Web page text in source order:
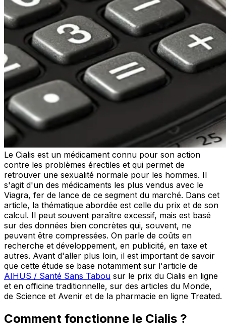
Le Cialis est un médicament connu pour son action
contre les problèmes érectiles et qui permet de
retrouver une sexualité normale pour les hommes. Il
s'agit d'un des médicaments les plus vendus avec le
Viagra, fer de lance de ce segment du marché. Dans cet
article, la thématique abordée est celle du prix et de son
calcul. Il peut souvent paraître excessif, mais est basé
sur des données bien concrètes qui, souvent, ne
peuvent être compressées. On parle de coûts en
recherche et développement, en publicité, en taxe et
autres. Avant d'aller plus loin, il est important de savoir
que cette étude se base notamment sur l'article de
AIHUS / Santé Sans Tabou sur le prix du Cialis en ligne
et en officine traditionnelle, sur des articles du Monde,
de Science et Avenir et de la pharmacie en ligne Treated.
Comment fonctionne le Cialis ?